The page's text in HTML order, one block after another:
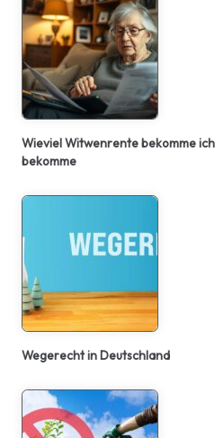
Wieviel Witwenrente bekomme
bekomme
Wegerecht in Deutschland